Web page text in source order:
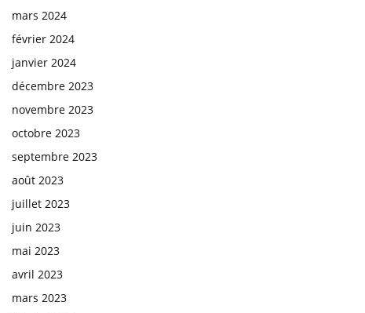
mars 2024
février 2024
janvier 2024
décembre 2023
novembre 2023
octobre 2023
septembre 2023
août 2023
juillet 2023
juin 2023
mai 2023
avril 2023
mars 2023